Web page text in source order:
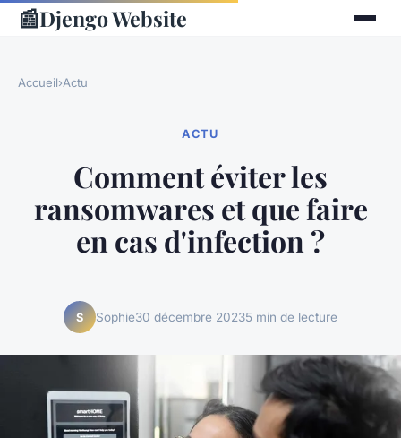
📰Djengo Website
Accueil›Actu
ACTU
Comment éviter les
ransomwares et que faire
en cas d'infection ?
S Sophie30 décembre 20235 min de lecture